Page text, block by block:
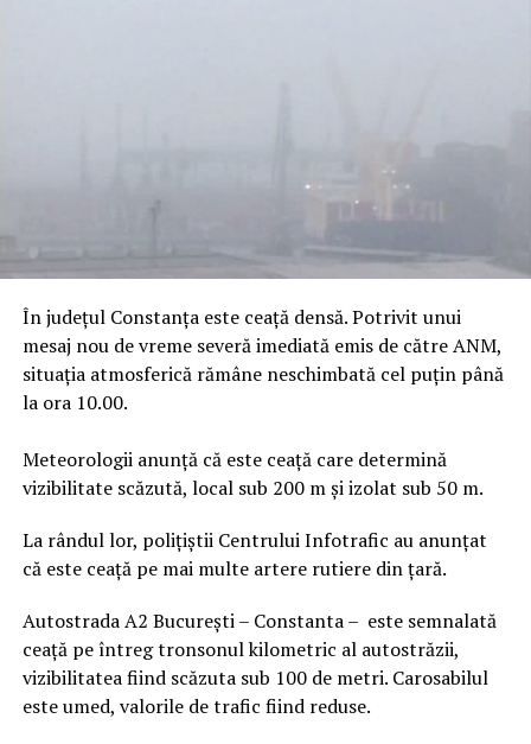
În județul Constanța este ceață densă. Potrivit unui
mesaj nou de vreme severă imediată emis de către ANM,
situația atmosferică rămâne neschimbată cel puțin până
la ora 10.00.
Meteorologii anunță că este ceaţă care determină
vizibilitate scăzută, local sub 200 m şi izolat sub 50 m.
La rândul lor, polițiștii Centrului Infotrafic au anunțat
că este ceață pe mai multe artere rutiere din țară.
Autostrada A2 București – Constanta – este semnalată
ceață pe întreg tronsonul kilometric al autostrăzii,
vizibilitatea fiind scăzuta sub 100 de metri. Carosabilul
este umed, valorile de trafic fiind reduse.